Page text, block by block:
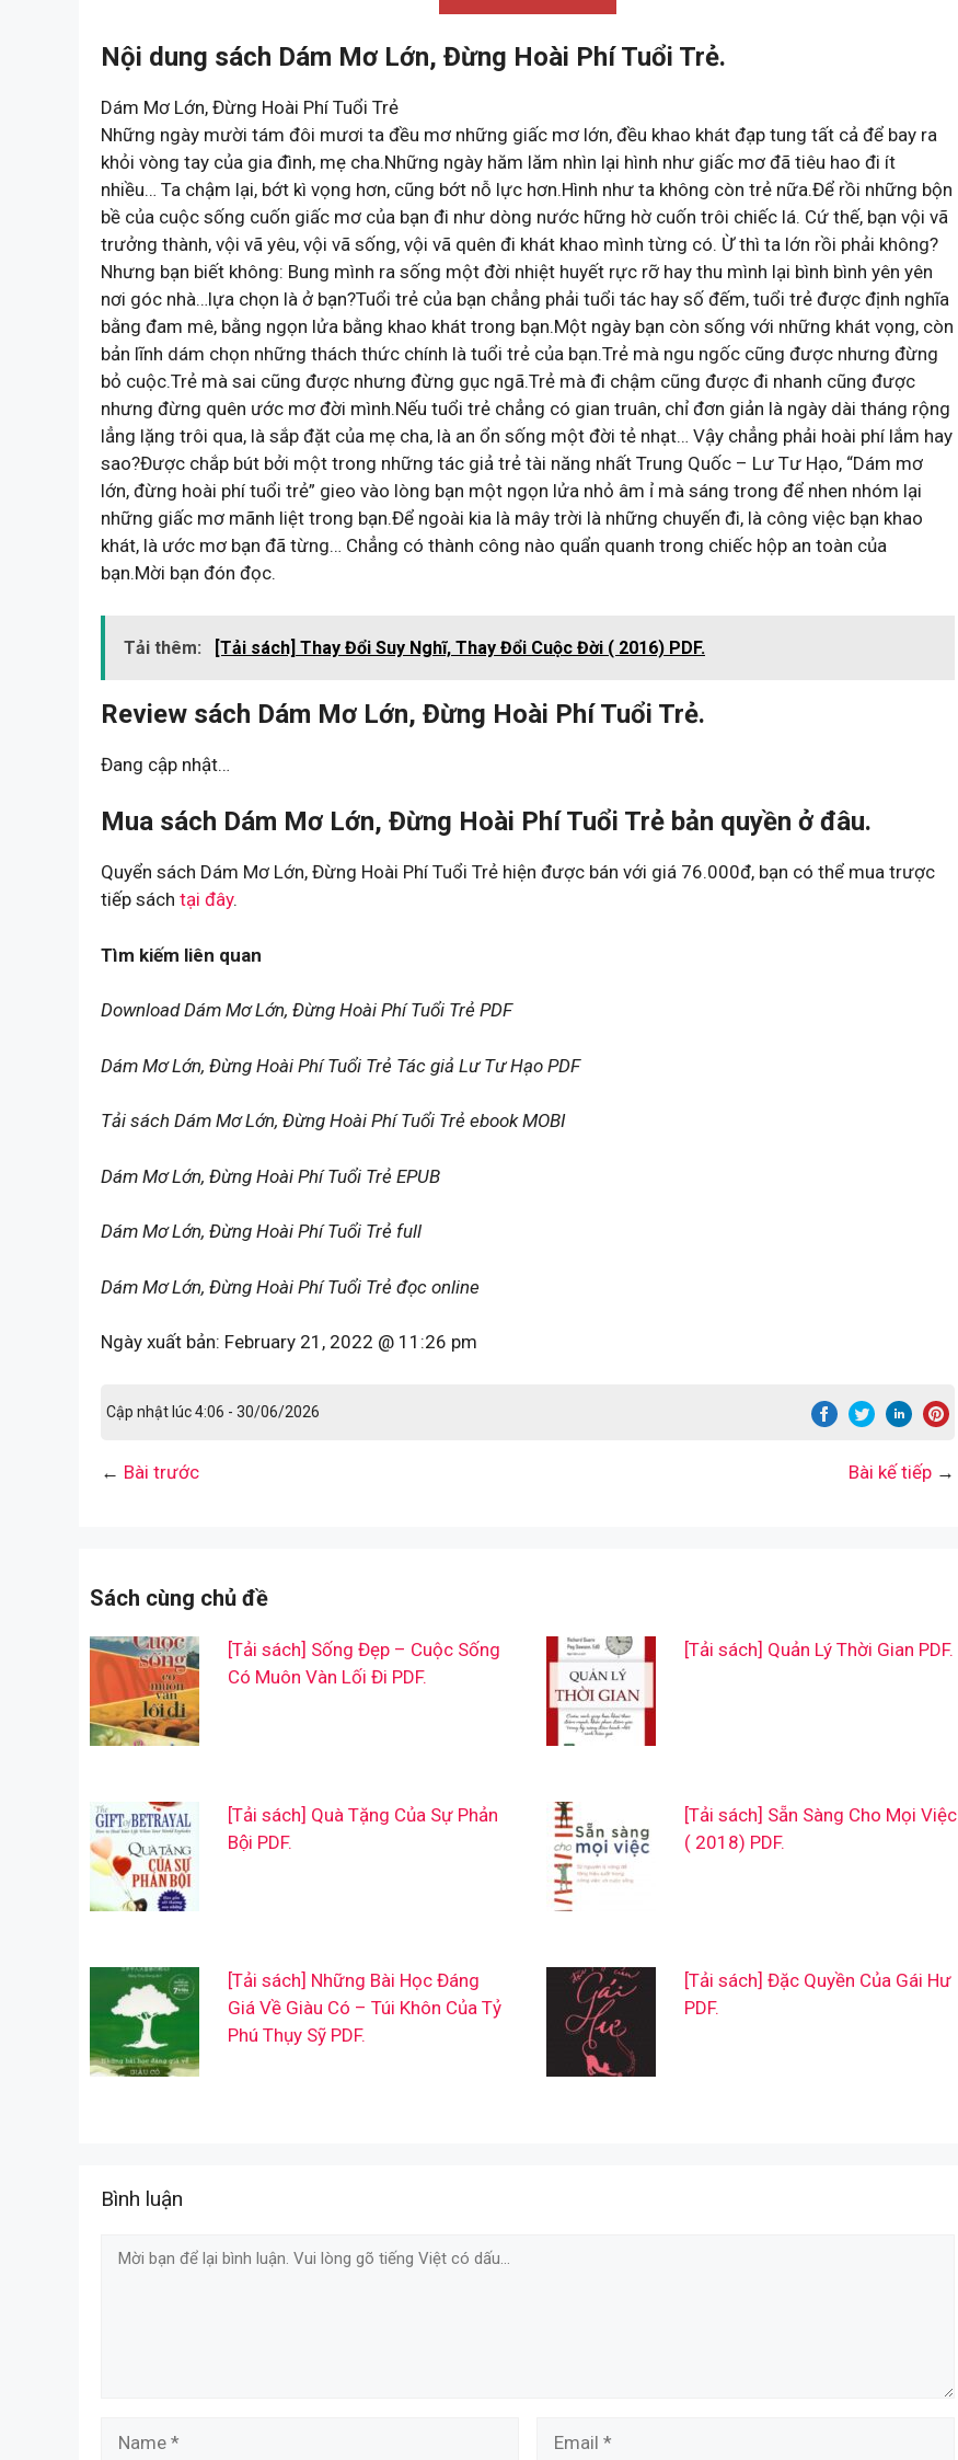
Nội dung sách Dám Mơ Lớn, Đừng Hoài Phí Tuổi Trẻ.
Dám Mơ Lớn, Đừng Hoài Phí Tuổi Trẻ
Những ngày mười tám đôi mươi ta đều mơ những giấc mơ lớn, đều khao khát đạp tung tất cả để bay ra
khỏi vòng tay của gia đình, mẹ cha.Những ngày hăm lăm nhìn lại hình như giấc mơ đã tiêu hao đi ít
nhiều… Ta chậm lại, bớt kì vọng hơn, cũng bớt nỗ lực hơn.Hình như ta không còn trẻ nữa.Để rồi những bộn
bề của cuộc sống cuốn giấc mơ của bạn đi như dòng nước hững hờ cuốn trôi chiếc lá. Cứ thế, bạn vội vã
trưởng thành, vội vã yêu, vội vã sống, vội vã quên đi khát khao mình từng có. Ừ thì ta lớn rồi phải không?
Nhưng bạn biết không: Bung mình ra sống một đời nhiệt huyết rực rỡ hay thu mình lại bình bình yên yên
nơi góc nhà…lựa chọn là ở bạn?Tuổi trẻ của bạn chẳng phải tuổi tác hay số đếm, tuổi trẻ được định nghĩa
bằng đam mê, bằng ngọn lửa bằng khao khát trong bạn.Một ngày bạn còn sống với những khát vọng, còn
bản lĩnh dám chọn những thách thức chính là tuổi trẻ của bạn.Trẻ mà ngu ngốc cũng được nhưng đừng
bỏ cuộc.Trẻ mà sai cũng được nhưng đừng gục ngã.Trẻ mà đi chậm cũng được đi nhanh cũng được
nhưng đừng quên ước mơ đời mình.Nếu tuổi trẻ chẳng có gian truân, chỉ đơn giản là ngày dài tháng rộng
lẳng lặng trôi qua, là sắp đặt của mẹ cha, là an ổn sống một đời tẻ nhạt… Vậy chẳng phải hoài phí lắm hay
sao?Được chắp bút bởi một trong những tác giả trẻ tài năng nhất Trung Quốc – Lư Tư Hạo, “Dám mơ
lớn, đừng hoài phí tuổi trẻ” gieo vào lòng bạn một ngọn lửa nhỏ âm ỉ mà sáng trong để nhen nhóm lại
những giấc mơ mãnh liệt trong bạn.Để ngoài kia là mây trời là những chuyến đi, là công việc bạn khao
khát, là ước mơ bạn đã từng… Chẳng có thành công nào quẩn quanh trong chiếc hộp an toàn của
bạn.Mời bạn đón đọc.
Tải thêm: [Tải sách] Thay Đổi Suy Nghĩ, Thay Đổi Cuộc Đời ( 2016) PDF.
Review sách Dám Mơ Lớn, Đừng Hoài Phí Tuổi Trẻ.
Đang cập nhật…
Mua sách Dám Mơ Lớn, Đừng Hoài Phí Tuổi Trẻ bản quyền ở đâu.
Quyển sách Dám Mơ Lớn, Đừng Hoài Phí Tuổi Trẻ hiện được bán với giá 76.000đ, bạn có thể mua trược
tiếp sách tại đây.
Tìm kiếm liên quan
Download Dám Mơ Lớn, Đừng Hoài Phí Tuổi Trẻ PDF
Dám Mơ Lớn, Đừng Hoài Phí Tuổi Trẻ Tác giả Lư Tư Hạo PDF
Tải sách Dám Mơ Lớn, Đừng Hoài Phí Tuổi Trẻ ebook MOBI
Dám Mơ Lớn, Đừng Hoài Phí Tuổi Trẻ EPUB
Dám Mơ Lớn, Đừng Hoài Phí Tuổi Trẻ full
Dám Mơ Lớn, Đừng Hoài Phí Tuổi Trẻ đọc online
Ngày xuất bản: February 21, 2022 @ 11:26 pm
Cập nhật lúc 4:06 - 30/06/2026
← Bài trước Bài kế tiếp →
Sách cùng chủ đề
[Tải sách] Sống Đẹp – Cuộc Sống
Có Muôn Vàn Lối Đi PDF.
[Tải sách] Quản Lý Thời Gian PDF.
[Tải sách] Quà Tặng Của Sự Phản
Bội PDF.
[Tải sách] Sẵn Sàng Cho Mọi Việc
( 2018) PDF.
[Tải sách] Những Bài Học Đáng
Giá Về Giàu Có – Túi Khôn Của Tỷ
Phú Thụy Sỹ PDF.
[Tải sách] Đặc Quyền Của Gái Hư
PDF.
Bình luận
Comment